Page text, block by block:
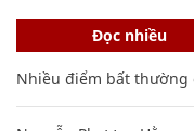
Đọc nhiều
Nhiều điểm bất thường